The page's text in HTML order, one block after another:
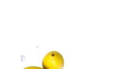
Noruega
Omán